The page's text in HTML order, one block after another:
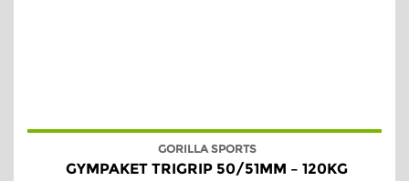
GORILLA SPORTS
GYMPAKET TRIGRIP 50/51MM – 120KG